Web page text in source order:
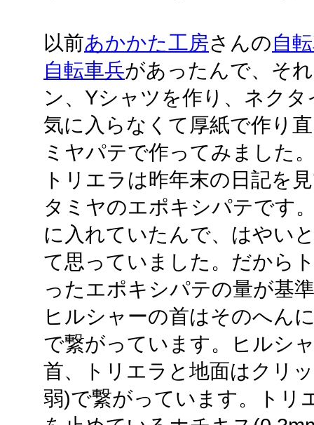
以前あかかた工房さんの自
自転車兵があったんで、そ
ン、Yシャツを作り、ネク
気に入らなくて厚紙で作り
ミヤパテで作ってみました
トリエラは昨年末の日記を
タミヤのエポキシパテです
に入れていたんで、はやい
て思っていました。だから
ったエポキシパテの量が基
ヒルシャーの首はそのへん
で繋がっています。ヒルシ
首、トリエラと地面はクリ
弱)で繋がっています。トリ